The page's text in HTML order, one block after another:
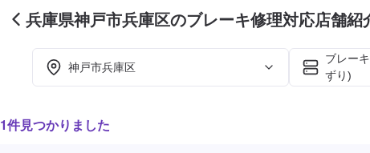
兵庫県神戸市兵庫区のブレーキ修理対応店舗紹
ジ目)
神戸市兵庫区
ブレー
ずり)
1件見つかりました